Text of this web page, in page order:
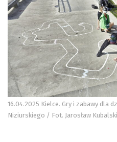
16.04.2025 Kielce. Gry i zabawy dla
Niziurskiego / Fot. Jarosław